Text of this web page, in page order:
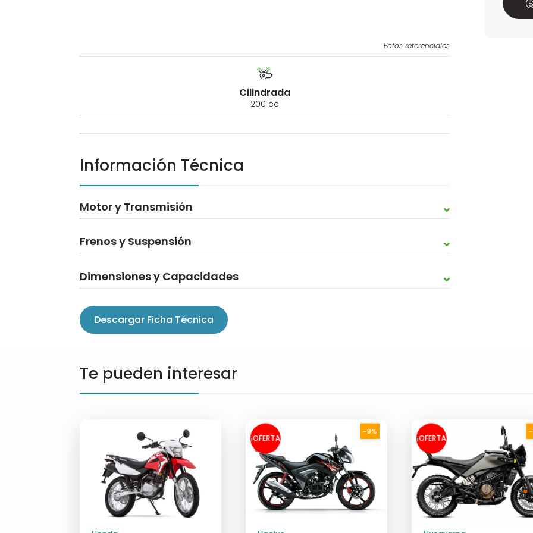
Fotos referenciales
Cilindrada
200 cc
Información Técnica
Motor y Transmisión
Frenos y Suspensión
Dimensiones y Capacidades
Descargar Ficha Técnica
Te pueden interesar
-9%
¡OFERTA
!
¡OFERTA
!